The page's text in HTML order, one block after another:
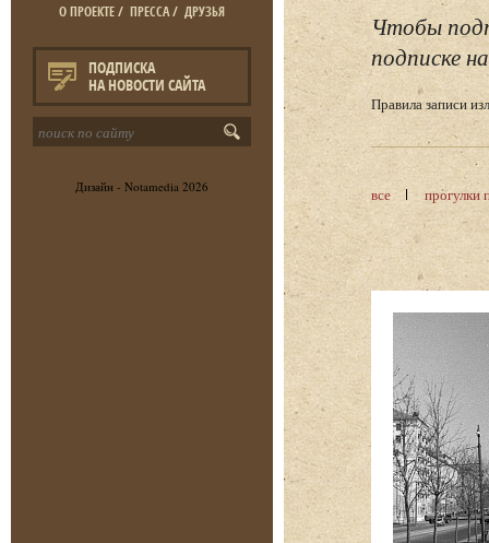
О ПРОЕКТЕ/ ПРЕССА/ ДРУЗЬЯ
ПОДПИСКА
НА НОВОСТИ САЙТА
Дизайн - Notamedia 2026
Чтобы
подписке
Правила записи
все прогулки